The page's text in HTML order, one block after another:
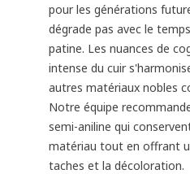
pour les générations
dégrade pas avec le
patine. Les nuances de
intense du cuir
autres matériaux nobles
Notre équipe
semi-aniline qui
matériau tout en offrant
taches et la décoloration.